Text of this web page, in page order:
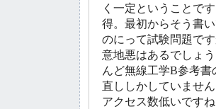
く一定ということで
得。最初からそう書
のにって試験問題で
意地悪はあるでしょ
んど無線工学B参考書
直ししかしていませ
アクセス数低いです